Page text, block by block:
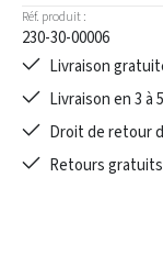
Réf. produit :
230-30-00006
Livraison
Livraison en 3 à
Droit de retour
Retours